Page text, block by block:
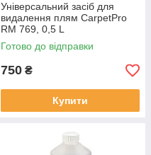
Універсальний засіб для
видалення плям CarpetPro
RM 769, 0,5 L
Готово до відправки
750 ₴
Купити